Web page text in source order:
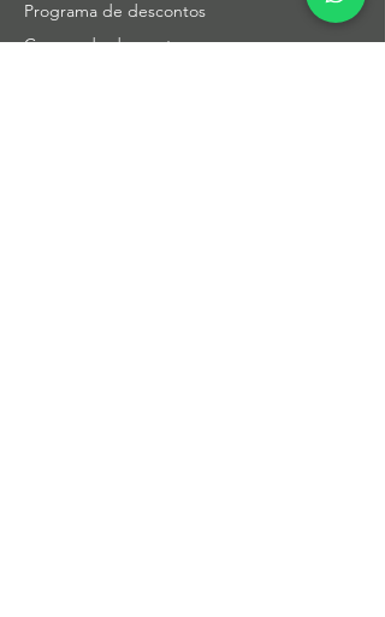
Programa de descontos
Cupom de desconto